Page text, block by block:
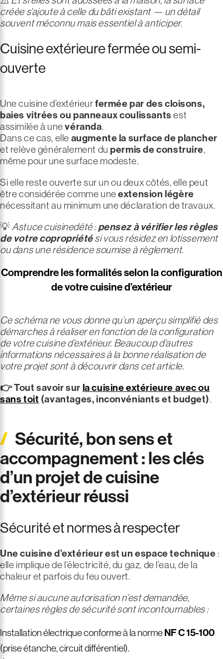
créée s’ajoute à celle du bâti existant — un détail
souvent méconnu mais essentiel à anticiper.
Cuisine extérieure fermée ou semi-
ouverte
Une cuisine d’extérieurfermée par des cloisons,
baies vitrées ou panneaux coulissants est
assimilée à unevéranda.
Dans ce cas, elle augmente la surface de plancher
et relève généralement dupermis de construire,
même pour une surface modeste.
Si elle reste ouverte sur un ou deux côtés, elle peut
être considérée comme uneextension légère
nécessitant au minimum une déclaration de travaux.
💡Astuce cuisinedété :pensez à vérifier les règles
de votrecopropriétési vous résidez en lotissement
ou dans une résidence soumise à règlement.
Comprendre les formalités selon la configuration
de votre cuisine d’extérieur
Ce schéma ne vous donne qu’un aperçu simplifié des
démarches à réaliser en fonction de la configuration
de votre cuisine d’extérieur. Beaucoup d’autres
informations nécessaires à la bonne réalisation de
votre projet sont à découvrir dans cet article.
👉 Tout savoir sur la cuisine extérieure avec ou
sans toit (avantages, inconvéniants et budget).
Sécurité, bon sens et
accompagnement : les clés
d’un projet de cuisine
d’extérieur réussi
Sécurité et normes à respecter
Une cuisine d’extérieur est un espace technique :
elle implique de l’électricité, du gaz, de l’eau, de la
chaleur et parfois du feu ouvert.
Même si aucune autorisation n’est demandée,
certaines règles de sécurité sont incontournables :
Installation électrique conforme à la normeNF C 15-100
(prise étanche, circuit différentiel).